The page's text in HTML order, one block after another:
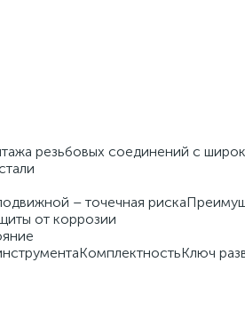
резьбовых соединений с
– точечная
от коррозии